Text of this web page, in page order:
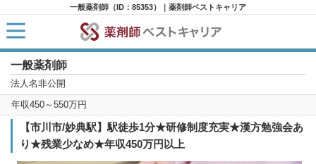
一般薬剤師（ID：85353）｜薬剤師ベストキャリア
一般薬剤師
法人名非公開
年収450～550万円
【市川市/妙典駅】駅徒歩1分★研修制度充実★漢方勉強会あ
り★残業少なめ★年収450万円以上
HOME
求人検索
新着求人
求人ランキング
キャリアアドバイザー紹介
コラム
転職支援サービスに申し込む